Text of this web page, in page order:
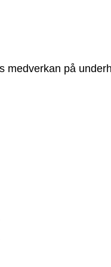
medverkan på